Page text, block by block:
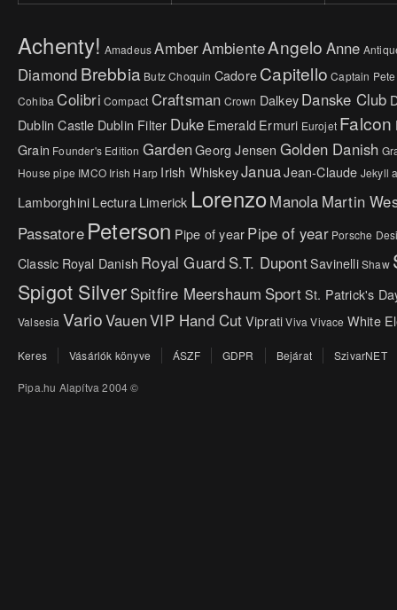
Achenty! Amadeus AmberAmbienteAngelo Anne
Diamond Brebbia Butz Choquin CadoreCapitello Captain Pete
Cohiba Colibri Compact Craftsman Crown DalkeyDanske Club
Dublin Castle Dublin Filter Duke Emerald Ermuri Eurojet Falcon
Grain Founder's Edition GardenGeorg Jensen Golden Danish
House pipe IMCO Irish Harp Irish WhiskeyJanuaJean-Claude Jekyll
LamborghiniLectura Limerick LorenzoManola Martin
Passatore Peterson Pipe of yearPipe of year Porsche
Classic Royal Danish Royal Guard S.T. DupontSavinelliShaw
Spigot Silver Spitfire Meershaum SportSt. Patrick's
Valsesia VarioVauenVIP Hand CutViprati Viva Vivace White
Keres Vásárlók könyve ÁSZF GDPR Bejárat SzivarNET
Pipa.hu Alapítva 2004 ©